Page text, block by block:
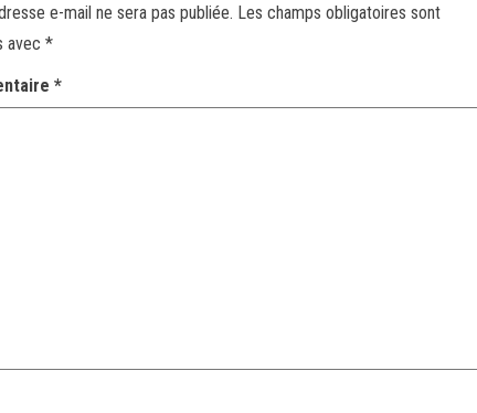
e-mail ne sera pas publiée. Les champs obligatoires sont
avec *
*